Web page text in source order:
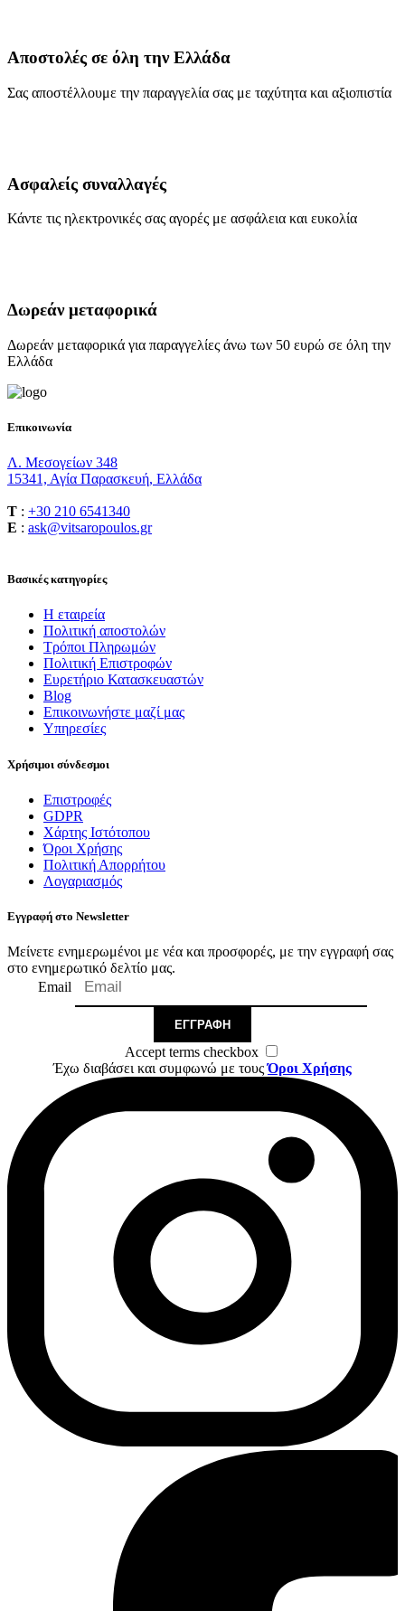
Αποστολές σε όλη την Ελλάδα
Σας αποστέλλουμε την παραγγελία σας με ταχύτητα και αξιοπιστία
Ασφαλείς συναλλαγές
Κάντε τις ηλεκτρονικές σας αγορές με ασφάλεια και ευκολία
Δωρεάν μεταφορικά
Δωρεάν μεταφορικά για παραγγελίες άνω των 50 ευρώ σε όλη την
Ελλάδα
Επικοινωνία
Λ. Μεσογείων 348
15341, Αγία Παρασκευή, Ελλάδα
T : +30 210 6541340
E : ask@vitsaropoulos.gr
Βασικές κατηγορίες
Η εταιρεία
Πολιτική αποστολών
Τρόποι Πληρωμών
Πολιτική Επιστροφών
Ευρετήριο Κατασκευαστών
Blog
Επικοινωνήστε μαζί μας
Υπηρεσίες
Χρήσιμοι σύνδεσμοι
Επιστροφές
GDPR
Χάρτης Ιστότοπου
Όροι Χρήσης
Πολιτική Απορρήτου
Λογαριασμός
Εγγραφή στο Newsletter
Μείνετε ενημερωμένοι με νέα και προσφορές, με την εγγραφή σας
στο ενημερωτικό δελτίο μας.
Email
ΕΓΓΡΑΦΉ
Accept terms checkbox
Έχω διαβάσει και συμφωνώ με τουςΌροι Χρήσης